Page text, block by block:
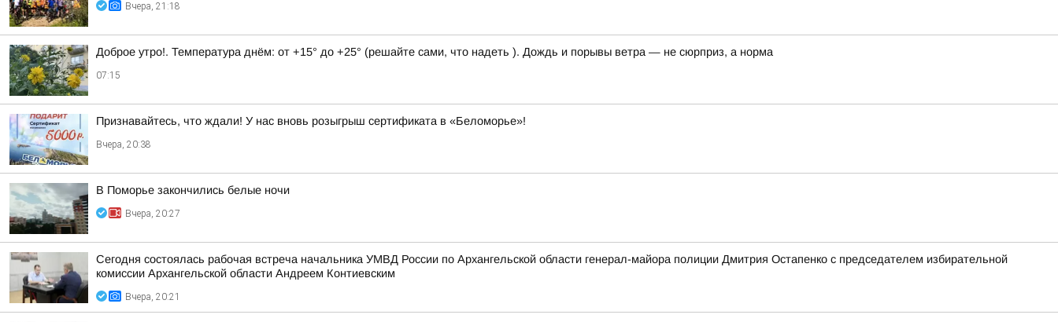
Вчера, 21:18
Доброе утро!. Температура днём: от +15° до +25° (решайте сами, что надеть ). Дождь и порывы ветра — не сюрприз, а норма
07:15
Признавайтесь, что ждали! У нас вновь розыгрыш сертификата в «Беломорье»!
Вчера, 20:38
В Поморье закончились белые ночи
Вчера, 20:27
Сегодня состоялась рабочая встреча начальника УМВД России по Архангельской области генерал-майора полиции Дмитрия Остапенко с председателем избирательной
комиссии Архангельской области Андреем Контиевским
Вчера, 20:21